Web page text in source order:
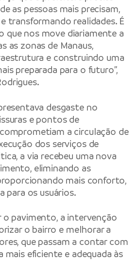
as pessoas mais precisam,
transformando realidades. É
que nos move diariamente a
as zonas de Manaus,
e construindo uma
preparada para o futuro”,
desgaste no
e pontos de
a circulação de
dos serviços de
a via recebeu uma nova
eliminando as
mais conforto,
para os usuários.
o pavimento, a intervenção
o bairro e melhorar a
que passam a contar com
mais eficiente e adequada às